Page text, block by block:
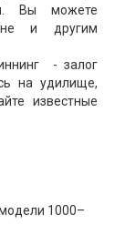
Вы можете
и другим
- залог
на удилище,
известные
1000–